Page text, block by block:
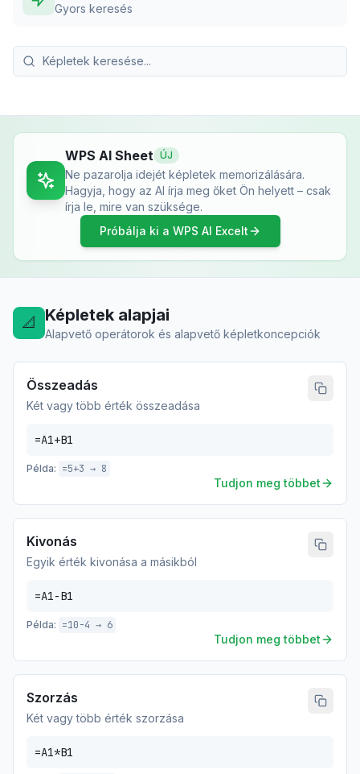
Gyors keresés
WPS AI Sheet ÚJ
Ne pazarolja idejét képletek memorizálására.
Hagyja, hogy az AI írja meg őket Ön helyett – csak
írja le, mire van szüksége.
Próbálja ki a WPS AI Excelt
📐 Képletek alapjai
Alapvető operátorok és alapvető képletkoncepciók
Összeadás
Két vagy több érték összeadása
=A1+B1
Példa: =5+3 → 8
Tudjon meg többet
Kivonás
Egyik érték kivonása a másikból
=A1-B1
Példa: =10-4 → 6
Tudjon meg többet
Szorzás
Két vagy több érték szorzása
=A1*B1